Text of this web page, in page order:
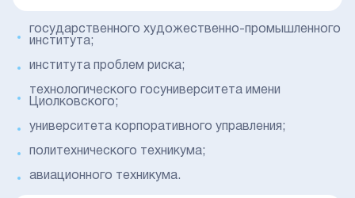
государственного художественно-промышленного
института;
института проблем риска;
технологического госуниверситета имени
Циолковского;
университета корпоративного управления;
политехнического техникума;
авиационного техникума.